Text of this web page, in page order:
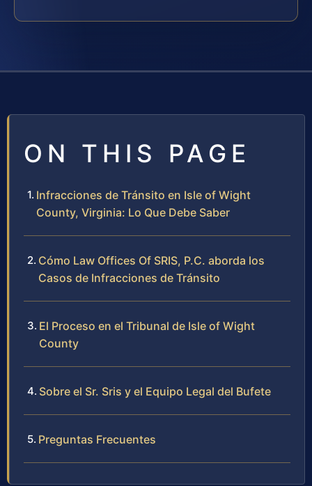
ON THIS PAGE
Infracciones de Tránsito en Isle of Wight
County, Virginia: Lo Que Debe Saber
Cómo Law Offices Of SRIS, P.C. aborda los
Casos de Infracciones de Tránsito
El Proceso en el Tribunal de Isle of Wight
County
Sobre el Sr. Sris y el Equipo Legal del Bufete
Preguntas Frecuentes